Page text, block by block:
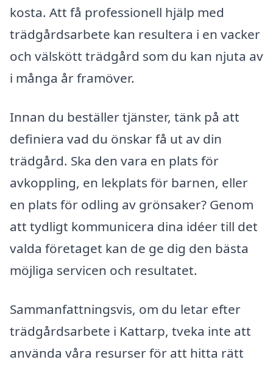
kosta. Att få professionell hjälp med
trädgårdsarbete kan resultera i en vacker
och välskött trädgård som du kan njuta av
i många år framöver.
Innan du beställer tjänster, tänk på att
definiera vad du önskar få ut av din
trädgård. Ska den vara en plats för
avkoppling, en lekplats för barnen, eller
en plats för odling av grönsaker? Genom
att tydligt kommunicera dina idéer till det
valda företaget kan de ge dig den bästa
möjliga servicen och resultatet.
Sammanfattningsvis, om du letar efter
trädgårdsarbete i Kattarp, tveka inte att
använda våra resurser för att hitta rätt